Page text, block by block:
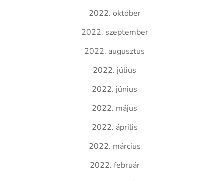
2022. október
2022. szeptember
2022. augusztus
2022. július
2022. június
2022. május
2022. április
2022. március
2022. február